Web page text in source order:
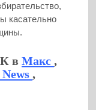
касательно
вМакс,
News,